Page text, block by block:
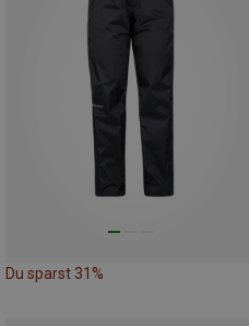
Du sparst 31%